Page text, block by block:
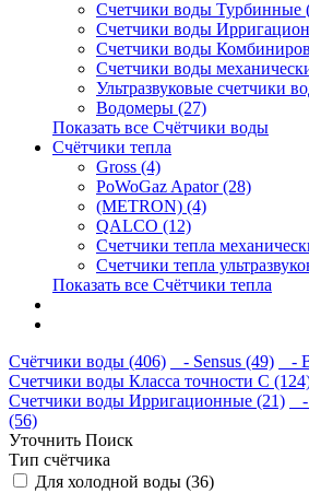
Счетчики воды Турбинные
Счетчики воды
Счетчики воды
Счетчики воды
Ультразвуковые счетчики
Водомеры (27)
Показать все Счётчики воды
Счётчики тепла
Gross (4)
PoWoGaz Apator (28)
(METRON) (4)
QALCO (12)
Счетчики тепла
Счетчики тепла
Показать все Счётчики тепла
Счётчики воды (406)
- Sensus (49) -
Счетчики воды Класса точности С
Счетчики воды Ирригационные (21)
-
(56)
Уточнить Поиск
Тип счётчика
Для холодной воды (36)